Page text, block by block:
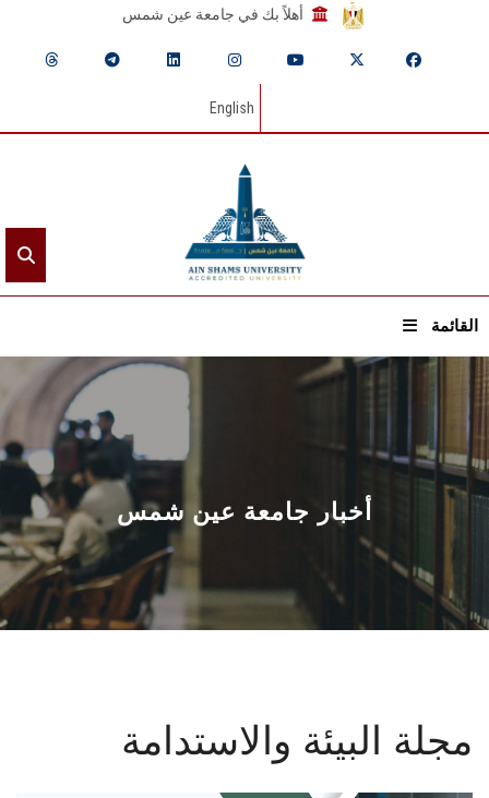
أهلاً بك في جامعة عين شمس
English
القائمة
الرئيسيـة
عن الجامعة
القطاعـات
الشئون الأكاديمية
البحث العلمي
المراكز والوحدات
أخبار جامعة عين شمس
مجلة البيئة والاستدامة